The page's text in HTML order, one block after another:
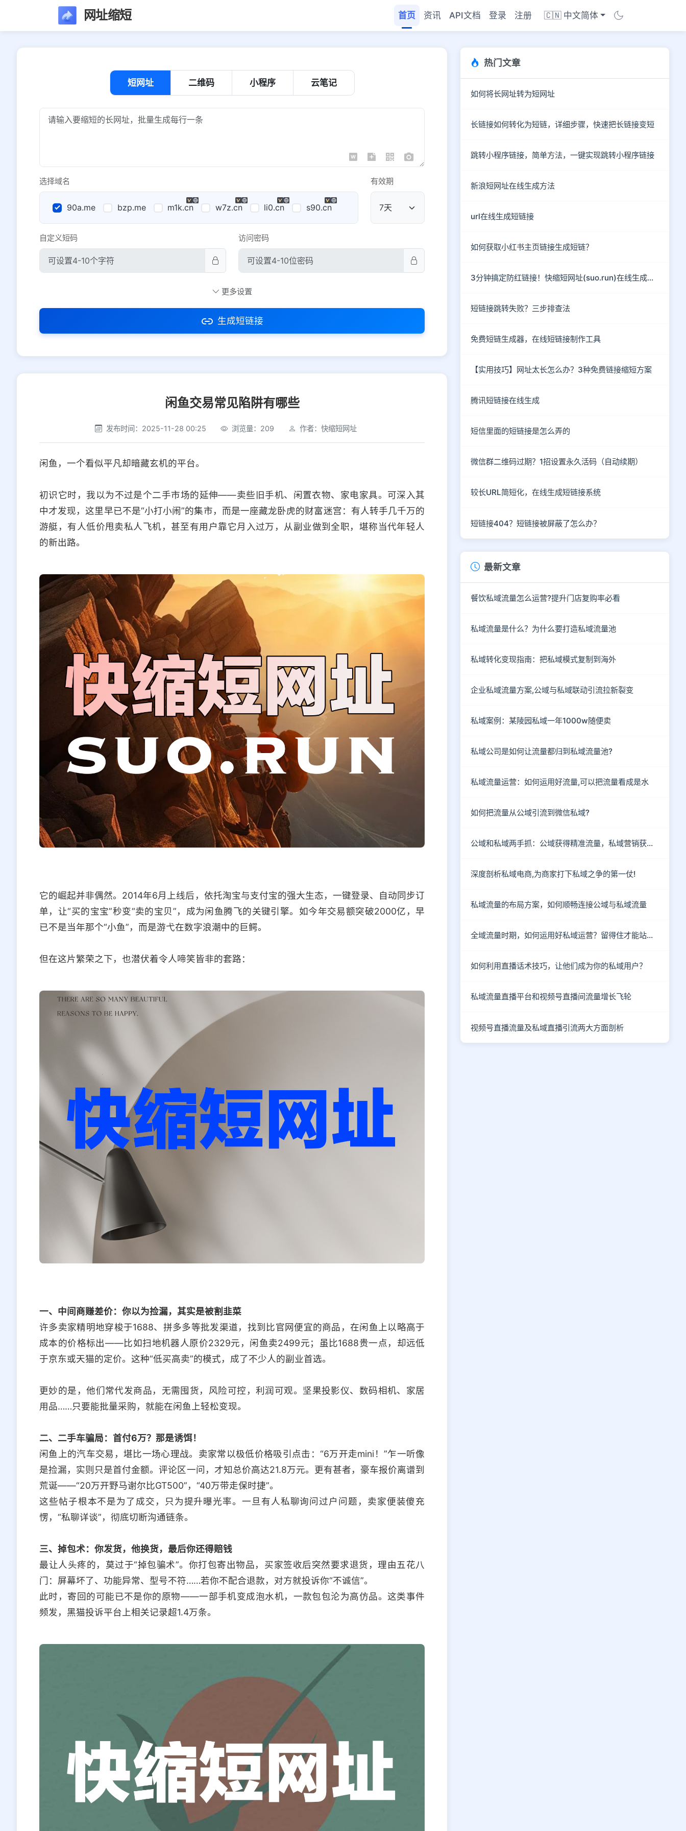
网址缩短 首页 资讯 API文档 登录 注册 🇨🇳 中文简体
短网址 二维码 小程序 云笔记
选择域名
90a.me bzp.me m1k.cn w7z.cn li0.cn s90.cn 公共域名
有效期
自定义短码 访问密码
社交平台 电商平台
选择防红平台类型，避免链接被拦截
平台设置
iOS Android PC 其他
更多设置
生成短链接
闲鱼交易常见陷阱有哪些
发布时间：2025-11-28 00:25 浏览量：209 作者：快缩短网址
闲鱼，一个看似平凡却暗藏玄机的平台。
初识它时，我以为不过是个二手市场的延伸——卖些旧手机、闲置衣物、家电家具。可深入其
中才发现，这里早已不是“小打小闹”的集市，而是一座藏龙卧虎的财富迷宫：有人转手几千万的
游艇，有人低价甩卖私人飞机，甚至有用户靠它月入过万，从副业做到全职，堪称当代年轻人
的新出路。
它的崛起并非偶然。2014年6月上线后，依托淘宝与支付宝的强大生态，一键登录、自动同步订
单，让“买的宝宝”秒变“卖的宝贝”，成为闲鱼腾飞的关键引擎。如今年交易额突破2000亿，早
已不是当年那个“小鱼”，而是游弋在数字浪潮中的巨鳄。
但在这片繁荣之下，也潜伏着令人啼笑皆非的套路：
一、中间商赚差价：你以为捡漏，其实是被割韭菜
许多卖家精明地穿梭于1688、拼多多等批发渠道，找到比官网便宜的商品，在闲鱼上以略高于
成本的价格标出——比如扫地机器人原价2329元，闲鱼卖2499元；虽比1688贵一点，却远低
于京东或天猫的定价。这种“低买高卖”的模式，成了不少人的副业首选。
更妙的是，他们常代发商品，无需囤货，风险可控，利润可观。坚果投影仪、数码相机、家居
用品……只要能批量采购，就能在闲鱼上轻松变现。
二、二手车骗局：首付6万？那是诱饵！
闲鱼上的汽车交易，堪比一场心理战。卖家常以极低价格吸引点击：“6万开走mini！”乍一听像
是捡漏，实则只是首付金额。评论区一问，才知总价高达21.8万元。更有甚者，豪车报价离谱到
荒诞——“20万开野马谢尔比GT500”，“40万带走保时捷”。
这些帖子根本不是为了成交，只为提升曝光率。一旦有人私聊询问过户问题，卖家便装傻充
愣，“私聊详谈”，彻底切断沟通链条。
三、掉包术：你发货，他换货，最后你还得赔钱
最让人头疼的，莫过于“掉包骗术”。你打包寄出物品，买家签收后突然要求退货，理由五花八
门：屏幕坏了、功能异常、型号不符……若你不配合退款，对方就投诉你“不诚信”。
此时，寄回的可能已不是你的原物——一部手机变成泡水机，一款包包沦为高仿品。这类事件
频发，黑猫投诉平台上相关记录超1.4万条。
热门文章
如何将长网址转为短网址
长链接如何转化为短链，详细步骤，快速把长链接变短
跳转小程序链接，简单方法，一键实现跳转小程序链接
新浪短网址在线生成方法
url在线生成短链接
如何获取小红书主页链接生成短链？
3分钟搞定防红链接！快缩短网址(suo.run)在线生成指南
短链接跳转失败？三步排查法
免费短链生成器，在线短链接制作工具
【实用技巧】网址太长怎么办？3种免费链接缩短方案
腾讯短链接在线生成
短信里面的短链接是怎么弄的
微信群二维码过期？1招设置永久活码（自动续期）
较长URL简短化，在线生成短链接系统
短链接404？短链接被屏蔽了怎么办？
最新文章
餐饮私域流量怎么运营?提升门店复购率必看
私域流量是什么？为什么要打造私域流量池
私域转化变现指南：把私域模式复制到海外
企业私域流量方案,公域与私域联动引流拉新裂变
私域案例：某陵园私域一年1000w随便卖
私域公司是如何让流量都归到私域流量池?
私域流量运营：如何运用好流量,可以把流量看成是水
如何把流量从公域引流到微信私域?
公域和私域两手抓：公域获得精准流量，私域营销获客成单
深度剖析私域电商,为商家打下私域之争的第一仗!
私域流量的布局方案，如何顺畅连接公域与私域流量
全域流量时期，如何运用好私域运营？留得住才能站得住！
如何利用直播话术技巧，让他们成为你的私域用户？
私域流量直播平台和视频号直播间流量增长飞轮
视频号直播流量及私域直播引流两大方面剖析